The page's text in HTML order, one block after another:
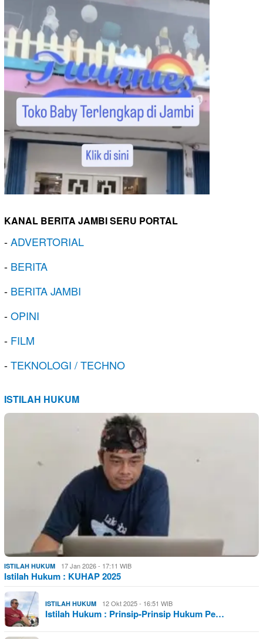
KANAL BERITA JAMBI SERU PORTAL
-ADVERTORIAL
- BERITA
- BERITA JAMBI
-OPINI
- FILM
-TEKNOLOGI / TECHNO
ISTILAH HUKUM
ISTILAH HUKUM 17 Jan 2026 - 17:11 WIB
Istilah Hukum : KUHAP 2025
ISTILAH HUKUM 12 Okt 2025 - 16:51 WIB
Istilah Hukum : Prinsip-Prinsip Hukum Pe…